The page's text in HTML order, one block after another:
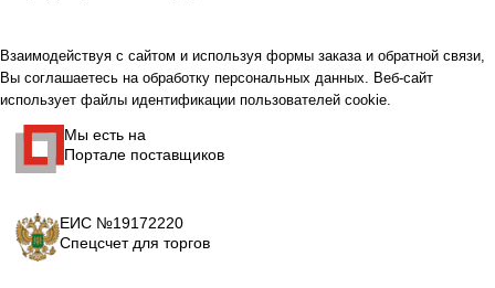
Взаимодействуя с сайтом и используя формы заказа и обратной связи,
Вы соглашаетесь на обработку персональных данных. Веб-сайт
использует файлы идентификации пользователей cookie.
Мы есть на
Портале поставщиков
ЕИС №19172220
Спецсчет для торгов